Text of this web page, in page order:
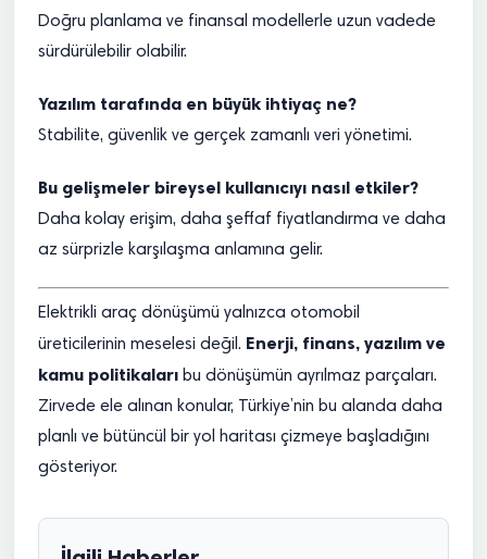
Doğru planlama ve finansal modellerle uzun vadede
sürdürülebilir olabilir.
Yazılım tarafında en büyük ihtiyaç ne?
Stabilite, güvenlik ve gerçek zamanlı veri yönetimi.
Bu gelişmeler bireysel kullanıcıyı nasıl etkiler?
Daha kolay erişim, daha şeffaf fiyatlandırma ve daha
az sürprizle karşılaşma anlamına gelir.
Elektrikli araç dönüşümü yalnızca otomobil
üreticilerinin meselesi değil. Enerji, finans, yazılım ve
kamu politikaları bu dönüşümün ayrılmaz parçaları.
Zirvede ele alınan konular, Türkiye’nin bu alanda daha
planlı ve bütüncül bir yol haritası çizmeye başladığını
gösteriyor.